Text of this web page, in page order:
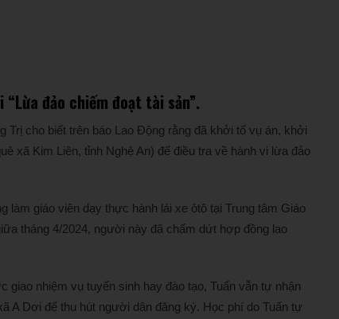
đảo chiếm đoạt tài sản”.
Trị cho biết trên báo Lao Động rằng đã khởi tố vụ án, khởi
xã Kim Liên, tỉnh Nghệ An) để điều tra về hành vi lừa đảo
làm giáo viên dạy thực hành lái xe ôtô tại Trung tâm Giáo
tháng 4/2024, người này đã chấm dứt hợp đồng lao
nhiệm vụ tuyển sinh hay đào tạo, Tuấn vẫn tự nhận
A Dơi để thu hút người dân đăng ký. Học phí do Tuấn tự